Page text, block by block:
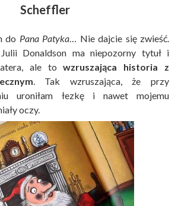
Scheffler
do Pana Patyka… Nie dajcie się zwieść.
Donaldson ma niepozorny tytuł i
ale towzruszająca historia z
. Tak wzruszająca, że przy
uroniłam łezkę i nawet mojemu
oczy.